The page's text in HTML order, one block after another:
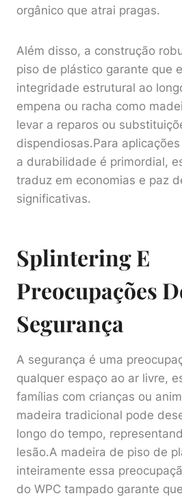
orgânico que atrai pragas.
Além disso, a construção
piso de plástico garante que
integridade estrutural ao
empena ou racha como
levar a reparos ou
dispendiosas.Para
a durabilidade é primordial,
traduz em economias e paz
significativas.
Splintering E
Preocupações
Segurança
A segurança é uma
qualquer espaço ao ar livre,
famílias com crianças ou
madeira tradicional pode
longo do tempo,
lesão.A madeira de piso de
inteiramente essa
do WPC tampado garante